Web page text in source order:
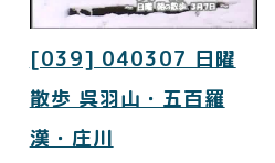
[039] 040307 日曜
散歩 呉羽山・五百羅
漢・庄川